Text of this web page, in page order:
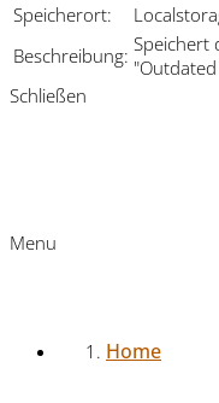
Speicherort:
Beschreibung: Speichert
Schließen
Menu
Home